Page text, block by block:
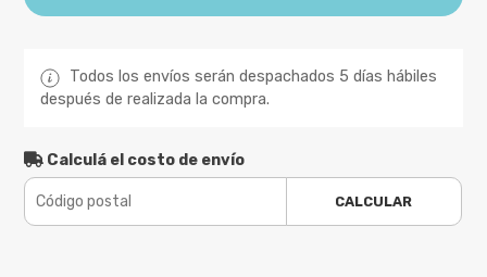
Todos los envíos serán despachados 5 días hábiles
después de realizada la compra.
Calculá el costo de envío
CALCULAR